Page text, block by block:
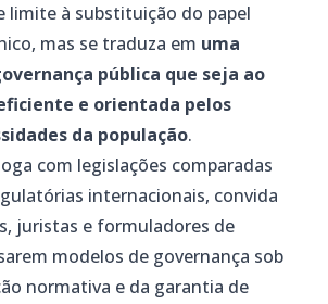
limite à substituição do papel
mas se traduza em uma
pública que seja ao
e orientada pelos
da população.
com legislações comparadas
internacionais, convida
juristas e formuladores de
modelos de governança sob
normativa e da garantia de